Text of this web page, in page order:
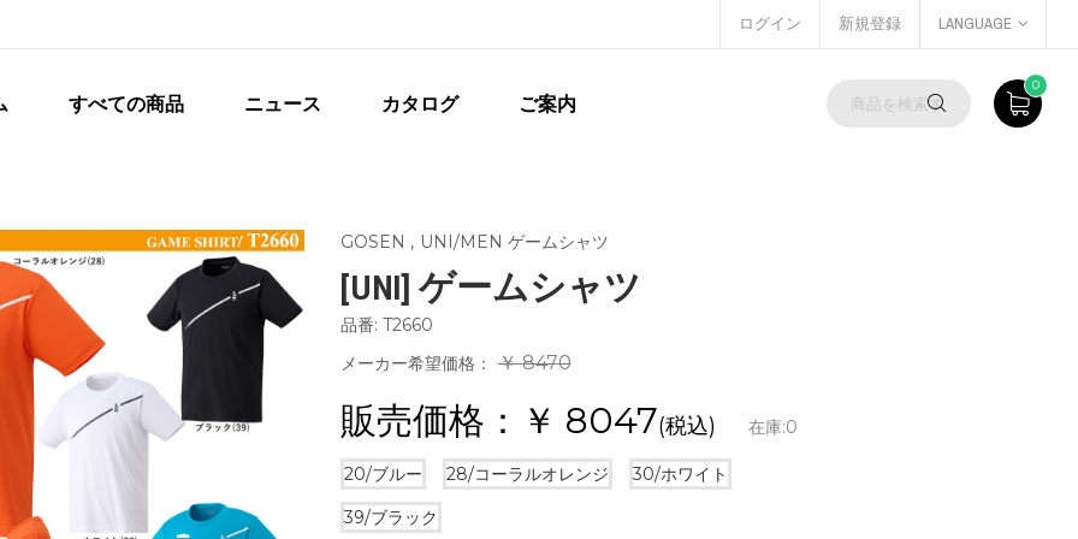
ログイン 新規登録 LANGUAGE
すべての商品 ニュース カタログ ご案内
0
GOSEN , UNI/MEN ゲームシャツ
[UNI] ゲームシャツ
品番: T2660
メーカー希望価格： ￥ 8470
販売価格：￥ 8047(税込) 在庫:0
20/ブルー 28/コーラルオレンジ
30/ホワイト
39/ブラック